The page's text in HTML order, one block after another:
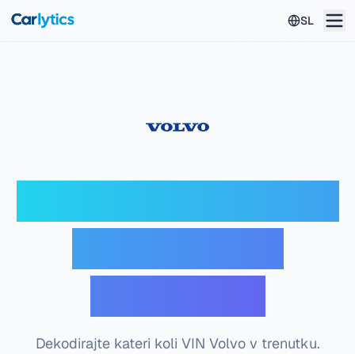
SL
Dekodirajte kateri koli VIN Volvo v trenutku.